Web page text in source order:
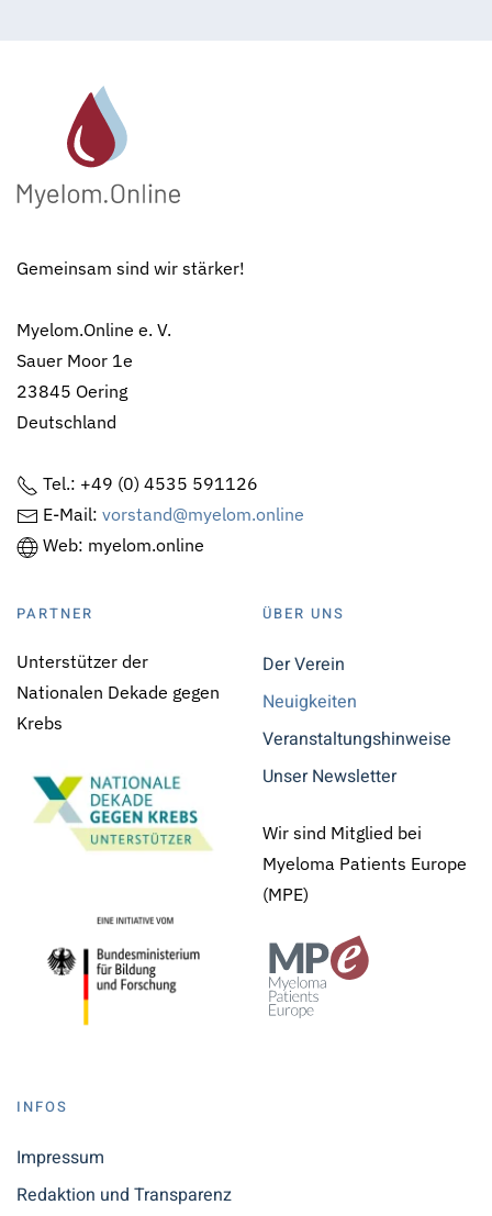
Gemeinsam sind wir stärker!
Myelom.Online e. V.
Sauer Moor 1e
23845 Oering
Deutschland
Tel.: +49 (0) 4535 591126
E-Mail: vorstand@myelom.online
Web: myelom.online
PARTNER
Unterstützer der
Nationalen Dekade gegen
Krebs
ÜBER UNS
Der Verein
Neuigkeiten
Veranstaltungshinweise
Unser Newsletter
Wir sind Mitglied bei
Myeloma Patients Europe
(MPE)
INFOS
Impressum
Redaktion und Transparenz